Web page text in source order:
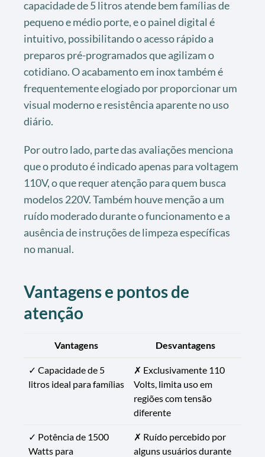
capacidade de 5 litros atende bem famílias de
pequeno e médio porte, e o painel digital é
intuitivo, possibilitando o acesso rápido a
preparos pré-programados que agilizam o
cotidiano. O acabamento em inox também é
frequentemente elogiado por proporcionar um
visual moderno e resistência aparente no uso
diário.
Por outro lado, parte das avaliações menciona
que o produto é indicado apenas para voltagem
110V, o que requer atenção para quem busca
modelos 220V. Também houve menção a um
ruído moderado durante o funcionamento e a
ausência de instruções de limpeza específicas
no manual.
Vantagens e pontos de
atenção
Vantagens Desvantagens
✓ Capacidade de 5
litros ideal para famílias
✗ Exclusivamente 110
Volts, limita uso em
regiões com tensão
diferente
✓ Potência de 1500
Watts para
✗ Ruído percebido por
alguns usuários durante